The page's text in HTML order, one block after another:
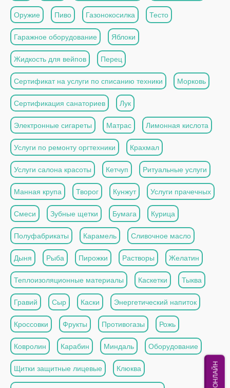
Оружие Пиво Газонокосилка Тесто
Гаражное оборудование Яблоки
Жидкость для вейпов Перец
Сертификат на услуги по списанию техники Морковь
Сертификация санаториев Лук
Электронные сигареты Матрас Лимонная кислота
Услуги по ремонту оргтехники Крахмал
Услуги салона красоты Кетчуп Ритуальные услуги
Манная крупа Творог Кунжут Услуги прачечных
Смеси Зубные щетки Бумага Курица
Полуфабрикаты Карамель Сливочное масло
Дыня Рыба Пирожки Растворы Желатин
Теплоизоляционные материалы Каскетки Тыква
Гравий Сыр Каски Энергетический напиток
Кроссовки Фрукты Противогазы Рожь
Ковролин Карабин Миндаль Оборудование
Щитки защитные лицевые Клюква